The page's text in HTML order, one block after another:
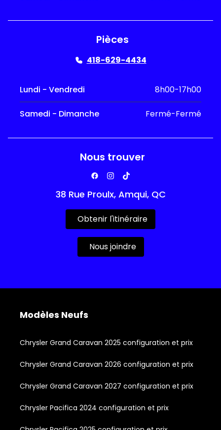
Pièces
418-629-4434
Lundi - Vendredi 8h00-17h00
Samedi - Dimanche Fermé-Fermé
Nous trouver
38 Rue Proulx, Amqui, QC
Obtenir l'itinéraire
Nous joindre
Modèles Neufs
Chrysler Grand Caravan 2025 configuration et prix
Chrysler Grand Caravan 2026 configuration et prix
Chrysler Grand Caravan 2027 configuration et prix
Chrysler Pacifica 2024 configuration et prix